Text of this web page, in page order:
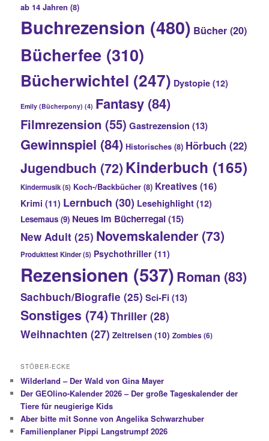
ab 14 Jahren (8)
Buchrezension (480) Bücher (20)
Bücherfee (310)
Bücherwichtel (247) Dystopie (12)
Emily (Bücherpony) (4) Fantasy (84)
Filmrezension (55) Gastrezension (13)
Gewinnspiel (84) Historisches (8) Hörbuch (22)
Jugendbuch (72)Kinderbuch (165)
Kindermusik(5) Koch-/Backbücher (8) Kreatives (16)
Krimi (11) Lernbuch (30) Lesehighlight (12)
Lesemaus (9) Neues im Bücherregal(15)
New Adult (25) Novemskalender(73)
Produkttest Kinder(5) Psychothriller (11)
Rezensionen (537)Roman (83)
Sachbuch/Biografie (25) Sci-Fi (13)
Sonstiges (74) Thriller (28)
Weihnachten (27) Zeitreisen (10) Zombies(6)
STÖBER-ECKE
Wilderland – Der Wald von Gina Mayer
Der GEOlino-Kalender 2026 – Der große Tageskalender der
Tiere für neugierige Kids
Aber bitte mit Sonne von Angelika Schwarzhuber
Familienplaner Pippi Langstrumpf 2026